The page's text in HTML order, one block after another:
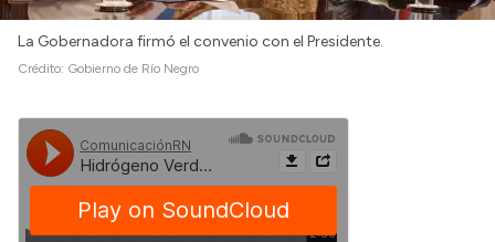
La Gobernadora firmó el convenio con el Presidente.
Crédito: Gobierno de Río Negro